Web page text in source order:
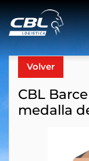
Volver
CBL
medalla